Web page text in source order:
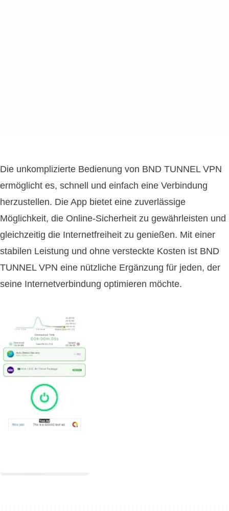
Die unkomplizierte Bedienung von BND TUNNEL VPN
ermöglicht es, schnell und einfach eine Verbindung
herzustellen. Die App bietet eine zuverlässige
Möglichkeit, die Online-Sicherheit zu gewährleisten und
gleichzeitig die Internetfreiheit zu genießen. Mit einer
stabilen Leistung und ohne versteckte Kosten ist BND
TUNNEL VPN eine nützliche Ergänzung für jeden, der
seine Internetverbindung optimieren möchte.